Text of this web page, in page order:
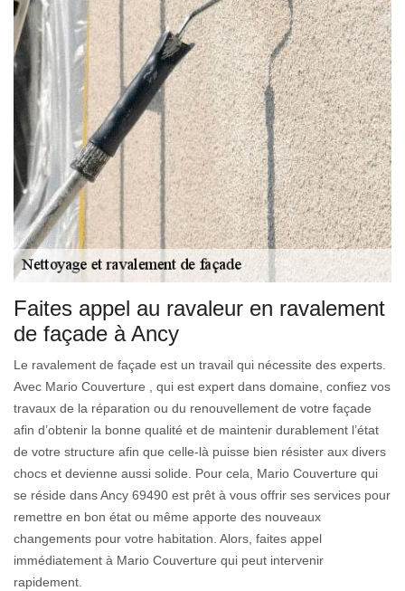
Faites appel au ravaleur en ravalement
de façade à Ancy
Le ravalement de façade est un travail qui nécessite des experts.
Avec Mario Couverture , qui est expert dans domaine, confiez vos
travaux de la réparation ou du renouvellement de votre façade
afin d’obtenir la bonne qualité et de maintenir durablement l’état
de votre structure afin que celle-là puisse bien résister aux divers
chocs et devienne aussi solide. Pour cela, Mario Couverture qui
se réside dans Ancy 69490 est prêt à vous offrir ses services pour
remettre en bon état ou même apporte des nouveaux
changements pour votre habitation. Alors, faites appel
immédiatement à Mario Couverture qui peut intervenir
rapidement.